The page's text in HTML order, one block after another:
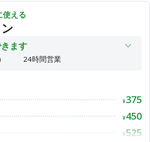
ス貸切のお知らせ★
16:00
利用が出来ません。また、上記以外で急な
ざいます。
へ
ラン（オープン会員・学割）のみでご利
ドロップイン（都度払い）は対象外となり
さい。 無料で施設見学ができます！ 詳し
使える
ます
24時間営業
24時間営業
）
24時間営業
¥375
¥450
¥525